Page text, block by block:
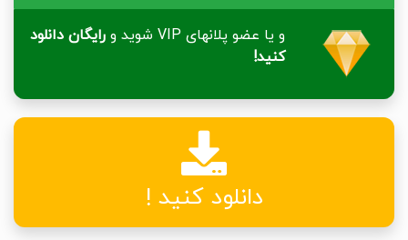
و یا عضو پلانهای VIP شوید و
رایگان دانلود
کنید!
دانلود کنید !